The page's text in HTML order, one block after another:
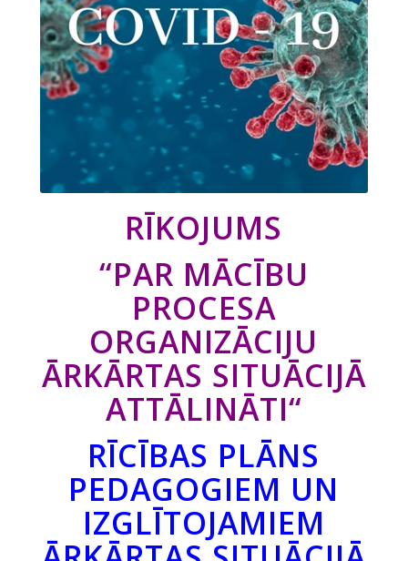
RĪKOJUMS
“PAR MĀCĪBU
PROCESA
ORGANIZĀCIJU
ĀRKĀRTAS SITUĀCIJĀ
ATTĀLINĀTI“
RĪCĪBAS PLĀNS
PEDAGOGIEM UN
IZGLĪTOJAMIEM